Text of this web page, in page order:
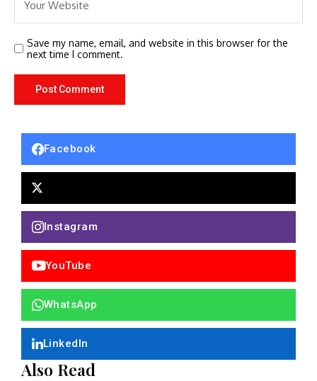
Save my name, email, and website in this browser for the
next time I comment.
Facebook
Instagram
YouTube
WhatsApp
LinkedIn
Also Read